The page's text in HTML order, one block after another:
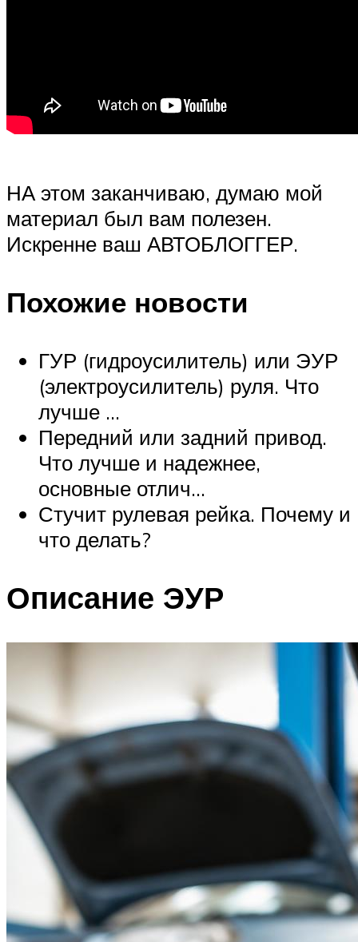
НА этом заканчиваю, думаю мой
материал был вам полезен.
Искренне ваш АВТОБЛОГГЕР.
Похожие новости
ГУР (гидроусилитель) или ЭУР
(электроусилитель) руля. Что
лучше …
Передний или задний привод.
Что лучше и надежнее,
основные отлич…
Стучит рулевая рейка. Почему и
что делать?
Описание ЭУР